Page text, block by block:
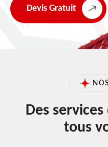
Devis Gratuit
Des
tous